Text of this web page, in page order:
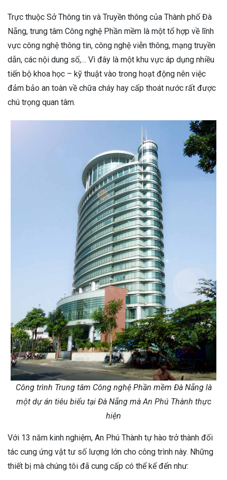
Trực thuộc Sở Thông tin và Truyền thông của Thành phố Đà
Nẵng, trung tâm Công nghệ Phần mềm là một tổ hợp về lĩnh
vực công nghệ thông tin, công nghệ viễn thông, mạng truyền
dẫn, các nội dung số,… Vì đây là một khu vực áp dụng nhiều
tiến bộ khoa học – kỹ thuật vào trong hoạt động nên việc
đảm bảo an toàn về chữa cháy hay cấp thoát nước rất được
chú trọng quan tâm.
Công trình Trung tâm Công nghệ Phần mềm Đà Nẵng là
một dự án tiêu biểu tại Đà Nẵng mà An Phú Thành thực
hiện
Với 13 năm kinh nghiệm, An Phú Thành tự hào trở thành đối
tác cung ứng vật tư số lượng lớn cho công trình này. Những
thiết bị mà chúng tôi đã cung cấp có thể kể đến như: